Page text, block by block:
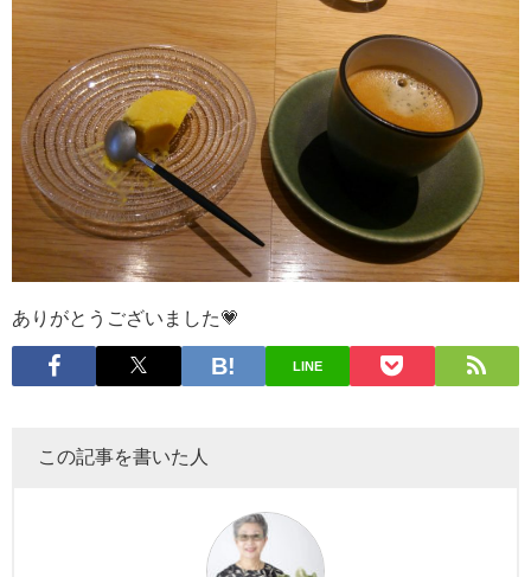
ありがとうございました💗
LINE
この記事を書いた人